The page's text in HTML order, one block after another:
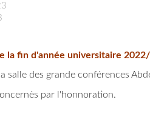
la fin d'année universitaire
salle des grande conférences
par l'honnoration.